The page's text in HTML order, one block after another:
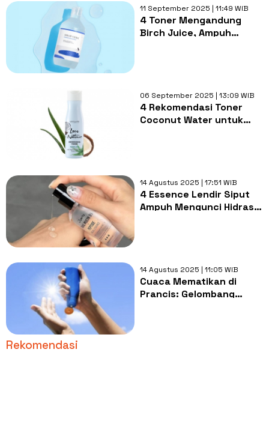
11 September 2025 | 11:49 WIB
4 Toner Mengandung
Birch Juice, Ampuh
06 September 2025 | 13:09 WIB
4 Rekomendasi Toner
Coconut Water untuk
14 Agustus 2025 | 17:51 WIB
4 Essence Lendir Siput
Ampuh Mengunci Hidrasi
14 Agustus 2025 | 11:05 WIB
Cuaca Mematikan di
Prancis: Gelombang
Rekomendasi